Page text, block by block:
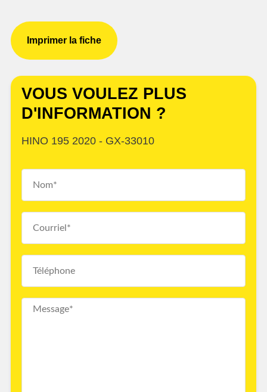
Imprimer la fiche
VOUS VOULEZ PLUS
D'INFORMATION ?
HINO 195 2020 - GX-33010